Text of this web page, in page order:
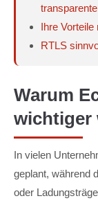
Ihre
RTLS
Warum
wichtiger
In vielen
geplant, während
oder